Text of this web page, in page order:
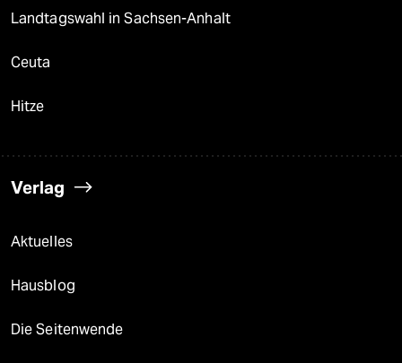
Landtagswahl in Sachsen-Anhalt
Ceuta
Hitze
Verlag
Aktuelles
Hausblog
Die Seitenwende